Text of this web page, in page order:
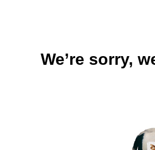
We’re sorry,